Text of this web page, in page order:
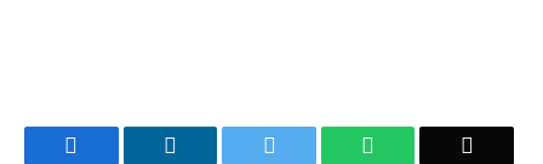
WhatsApp